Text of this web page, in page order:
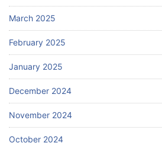
March 2025
February 2025
January 2025
December 2024
November 2024
October 2024